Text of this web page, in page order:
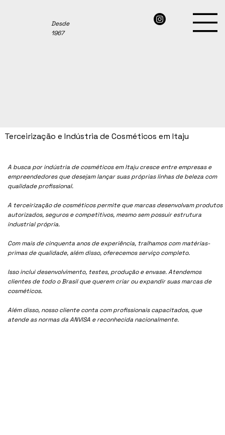
Desde
1967
A busca por indústria de cosméticos em Itaju cresce entre empresas e
empreendedores que desejam lançar suas próprias linhas de beleza com
qualidade profissional.
A terceirização de cosméticos permite que marcas desenvolvam produtos
autorizados, seguros e competitivos, mesmo sem possuir estrutura
industrial própria.
Com mais de cinquenta anos de experiência, tralhamos com matérias-
primas de qualidade, além disso, oferecemos serviço completo.
Isso inclui desenvolvimento, testes, produção e envase. Atendemos
clientes de todo o Brasil que querem criar ou expandir suas marcas de
cosméticos.
Além disso, nosso cliente conta com profissionais capacitados, que
atende as normas da ANVISA e reconhecida nacionalmente.
Terceirização e Indústria de Cosméticos em Itaju